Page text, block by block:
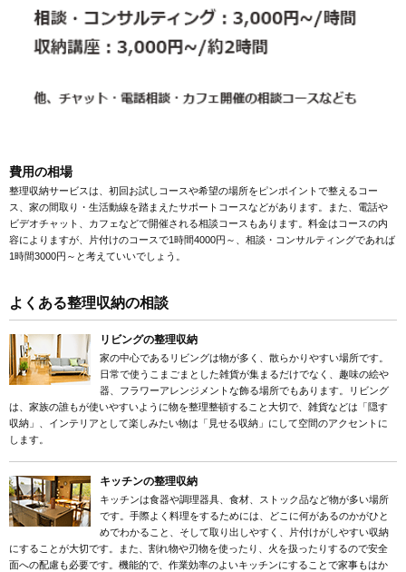
費用の相場
整理収納サービスは、初回お試しコースや希望の場所をピンポイントで整えるコー
ス、家の間取り・生活動線を踏まえたサポートコースなどがあります。また、電話や
ビデオチャット、カフェなどで開催される相談コースもあります。料金はコースの内
容によりますが、片付けのコースで1時間4000円～、相談・コンサルティングであれば
1時間3000円～と考えていいでしょう。
よくある整理収納の相談
リビングの整理収納
家の中心であるリビングは物が多く、散らかりやすい場所です。
日常で使うこまごまとした雑貨が集まるだけでなく、趣味の絵や
器、フラワーアレンジメントな飾る場所でもあります。リビング
は、家族の誰もが使いやすいように物を整理整頓すること大切で、雑貨などは「隠す
収納」、インテリアとして楽しみたい物は「見せる収納」にして空間のアクセントに
します。
キッチンの整理収納
キッチンは食器や調理器具、食材、ストック品など物が多い場所
です。手際よく料理をするためには、どこに何があるのかがひと
めでわかること、そして取り出しやすく、片付けがしやすい収納
にすることが大切です。また、割れ物や刃物を使ったり、火を扱ったりするので安全
面への配慮も必要です。機能的で、作業効率のよいキッチンにすることで家事もはか